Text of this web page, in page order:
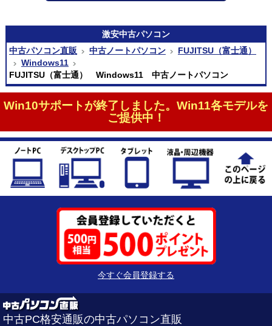
激安中古パソコン
中古パソコン直販
中古ノートパソコン
FUJITSU（富士通）
Windows11
FUJITSU（富士通） Windows11 中古ノートパソコン
Win10サポートが終了しました。Win11各モデルを
ご提供中！
今すぐ会員登録する
中古PC格安通販の中古パソコン直販